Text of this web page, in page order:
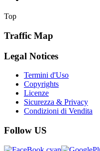
Top
Traffic Map
Legal Notices
Termini d'Uso
Copyrights
Licenze
Sicurezza & Privacy
Condizioni di Vendita
Follow US